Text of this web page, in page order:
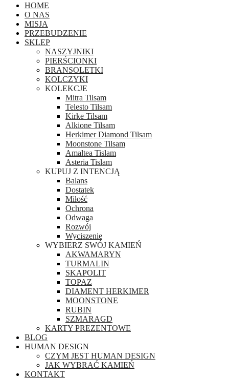
HOME
O NAS
MISJA
PRZEBUDZENIE
SKLEP
NASZYJNIKI
PIERŚCIONKI
BRANSOLETKI
KOLCZYKI
KOLEKCJE
Mitra Tilsam
Telesto Tilsam
Kirke Tilsam
Alkione Tilsam
Herkimer Diamond Tilsam
Moonstone Tilsam
Amaltea Tislam
Asteria Tislam
KUPUJ Z INTENCJĄ
Balans
Dostatek
Miłość
Ochrona
Odwaga
Rozwój
Wyciszenie
WYBIERZ SWÓJ KAMIEŃ
AKWAMARYN
TURMALIN
SKAPOLIT
TOPAZ
DIAMENT HERKIMER
MOONSTONE
RUBIN
SZMARAGD
KARTY PREZENTOWE
BLOG
HUMAN DESIGN
CZYM JEST HUMAN DESIGN
JAK WYBRAĆ KAMIEŃ
KONTAKT